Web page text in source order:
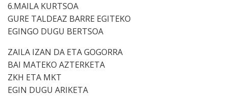
6.MAILA KURTSOA
GURE TALDEAZ BARRE EGITEKO
EGINGO DUGU BERTSOA
ZAILA IZAN DA ETA GOGORRA
BAI MATEKO AZTERKETA
ZKH ETA MKT
EGIN DUGU ARIKETA